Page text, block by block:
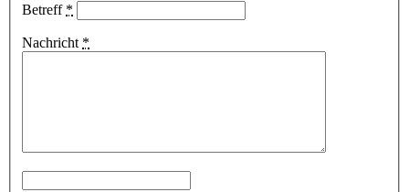
Betreff *
Nachricht *